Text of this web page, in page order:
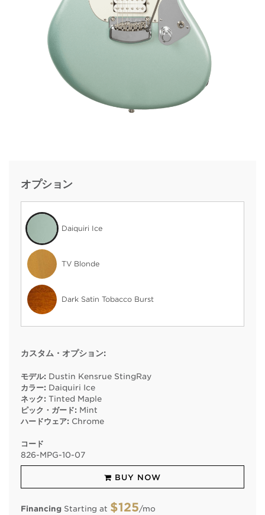
オプション
Daiquiri Ice
TV Blonde
Dark Satin Tobacco Burst
カスタム・オプション:
モデル: Dustin Kensrue StingRay
カラー: Daiquiri Ice
ネック: Tinted Maple
ピック・ガード: Mint
ハードウェア: Chrome
コード
826-MPG-10-07
BUY NOW
Financing Starting at $125/mo